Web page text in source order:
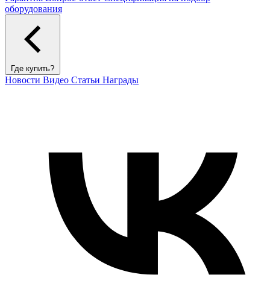
оборудования
Где купить?
Новости Видео Статьи Награды